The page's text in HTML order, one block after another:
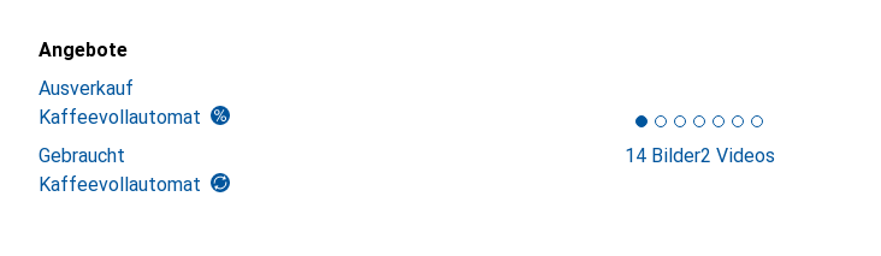
Angebote
Ausverkauf
Kaffeevollautomat
Gebraucht
Kaffeevollautomat
14 Bilder2 Videos